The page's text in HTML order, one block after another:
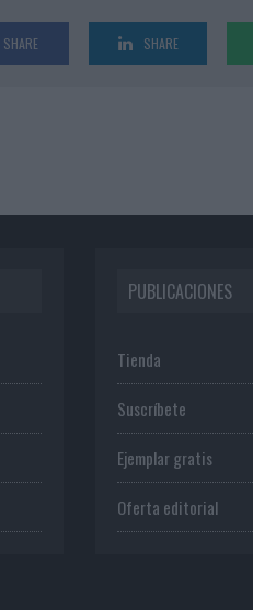
SHARE SHARE
PUBLICACIONES
Tienda
Suscríbete
Ejemplar gratis
Oferta editorial